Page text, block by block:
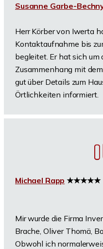
Susanne Garbe-
Herr Körber von Iwerta
Kontaktaufnahme bis
begleitet. Er hat sich um
Zusammenhang mit
gut über Details zum
Örtlichkeiten informiert.
Michael Rapp ★★★★★
Mir wurde die Firma
Brache, Oliver Thomä,
Obwohl ich